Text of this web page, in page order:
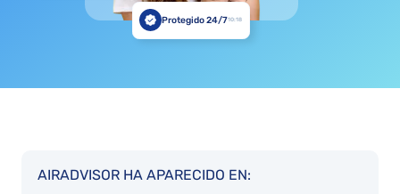
Protegido 24/710:18
AIRADVISOR HA APARECIDO EN: